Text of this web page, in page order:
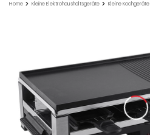
Home Kleine Elektrohaushaltsgeräte Kleine Kochgeräte